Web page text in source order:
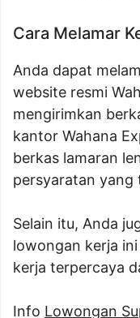
Cara Melamar
Anda dapat
website resmi
mengirimkan
kantor Wahana
berkas lamaran
persyaratan yang
Selain itu, Anda
lowongan kerja
kerja terpercaya
Info Lowongan